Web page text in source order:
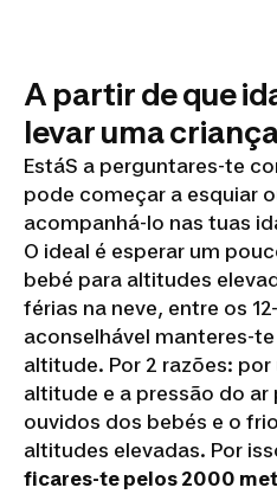
A partir de que
levar uma
EstáS a perguntares-te
pode começar a esquiar
acompanhá-lo nas tuas
O ideal é esperar um
bebé para altitudes
férias na neve, entre os
aconselhável manteres-
altitude. Por 2 razões:
altitude e a pressão do
ouvidos dos bebés e o
altitudes elevadas. Por
ficares-te pelos 2000